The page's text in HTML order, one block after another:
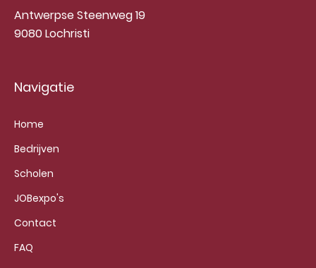
Antwerpse Steenweg 19
9080 Lochristi
Navigatie
Home
Bedrijven
Scholen
JOBexpo's
Contact
FAQ